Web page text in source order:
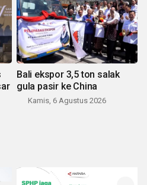
Bali ekspor 3,5 ton salak
gula pasir ke China
Kamis, 6 Agustus 2026